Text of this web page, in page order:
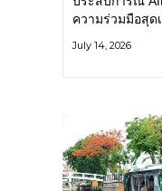
หวานร่วมส
ความร่วมมือสุด
ดังจากกรุงโซล
July 14, 2026